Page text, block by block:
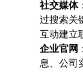
社交媒体
过搜索关
互动建立
企业官网
息、公司